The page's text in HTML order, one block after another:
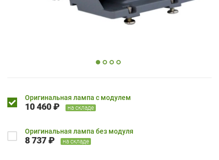
Оригинальная лампа с модулем
10 460 ₽ на складе
Оригинальная лампа без модуля
8 737 ₽ на складе